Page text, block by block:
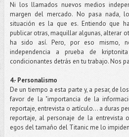
Ni los llamados nuevos medios
margen del mercado. No pasa nada,
situación es la que es. Entiendo que
publicar otras, maquillar algunas, alterar
ha sido así. Pero, por eso mismo,
independencia a prueba de
condicionantes detrás en tu trabajo. Nos
4.- Personalismo
De un tiempo a esta parte y, a pesar, de
favor de la "importancia de la
reportaje, entrevista o artículo... a duras
reportaje, al personaje de la entrevista
egos del tamaño del Titanic me lo